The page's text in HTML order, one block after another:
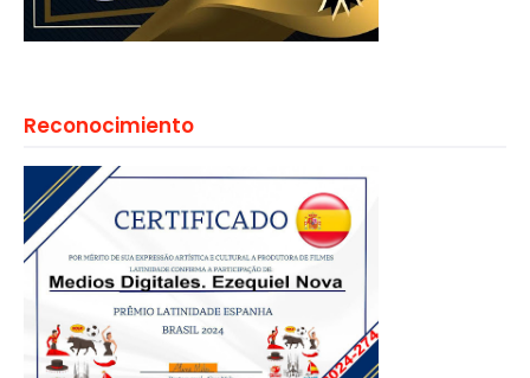
Reconocimiento